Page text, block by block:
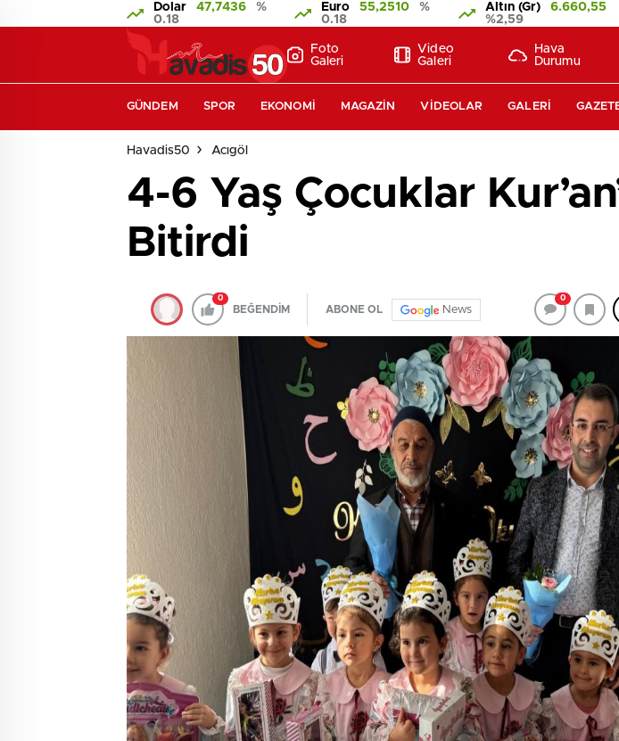
Dolar 47,7436
%
0.18
Euro 55,2510
%
0.18
Altın (Gr)
6.660,55
%2,59
Foto
Galeri
Video
Galeri
Hava
Durumu
GÜNDEM SPOR EKONOMI MAGAZIN VIDEOLAR GALERI
Havadis50 Acıgöl
4-6 Yaş Çocuklar
Bitirdi
0
BEĞENDİM ABONE OL News
0